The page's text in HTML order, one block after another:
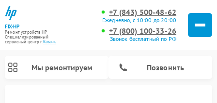
FIX-HP
Ремонт устройств HP
Специализированный
cервисный центр г.Казань
+7 (843) 500-48-62
Ежедневно, с 10:00 до 20:00
+7 (800) 100-33-26
Звонок бесплатный по РФ
Мы ремонтируем Позвонить